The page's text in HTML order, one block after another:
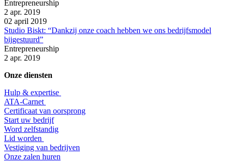
Entrepreneurship
2 apr. 2019
02 april 2019
Studio Biskt: “Dankzij onze coach hebben we ons bedrijfsmodel
bijgestuurd”
Entrepreneurship
2 apr. 2019
Onze diensten
Hulp & expertise
​ATA-Carnet
Certificaat van oorsprong
Start uw bedrijf
Word zelfstandig
Lid worden
​Vestiging van bedrijven
Onze zalen huren